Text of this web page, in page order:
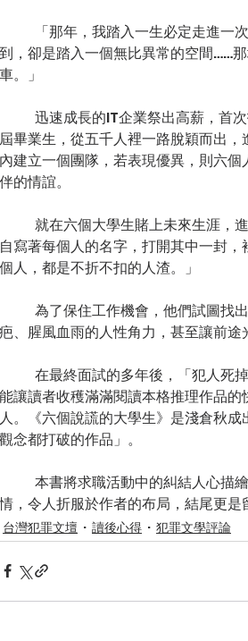
到，卻是踏入一個無比異常的空間……
車。」
屆畢業生，從五千人裡一路脫穎而出
內建立一個團隊，若表現優異，則六
伴的情誼。
自寫著每個人的名字，打開其中一封
個人，都是不折不扣的人渣。」
疤、腥風血雨的人性角力，甚至讓前途
能讓讀者收穫滿滿閱讀本格推理作品
人。《六個說謊的大學生》是淺倉秋
觀念都打破的作品」。
情，令人折服於作者的布局，結尾更是
台灣犯罪文壇 讀後心得 犯罪文學評論